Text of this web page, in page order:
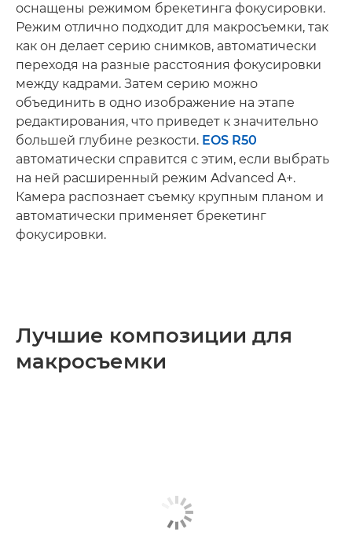
оснащены режимом брекетинга фокусировки.
Режим отлично подходит для макросъемки, так
как он делает серию снимков, автоматически
переходя на разные расстояния фокусировки
между кадрами. Затем серию можно
объединить в одно изображение на этапе
редактирования, что приведет к значительно
большей глубине резкости. EOS R50
автоматически справится с этим, если выбрать
на ней расширенный режим Advanced A+.
Камера распознает съемку крупным планом и
автоматически применяет брекетинг
фокусировки.
Лучшие композиции для
макросъемки